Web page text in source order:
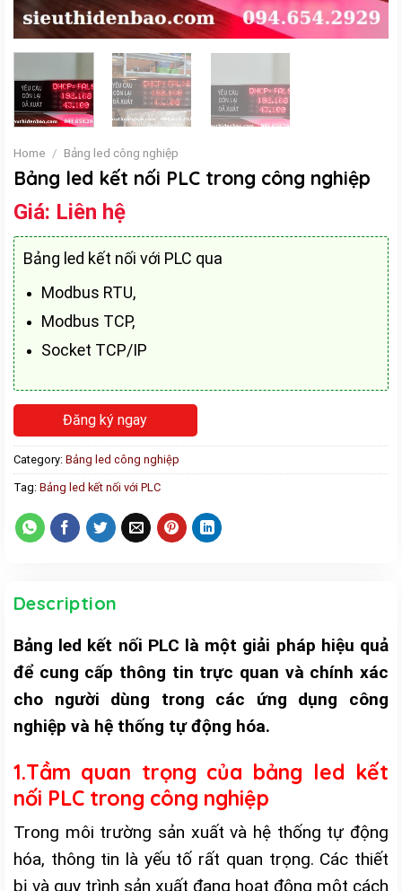
Home / Bảng led công nghiệp
Bảng led kết nối PLC trong công nghiệp
Giá: Liên hệ
Bảng led kết nối với PLC qua
Modbus RTU,
Modbus TCP,
Socket TCP/IP
Đăng ký ngay
Category: Bảng led công nghiệp
Tag: Bảng led kết nối với PLC
Description
Bảng led kết nối PLC là một giải pháp hiệu quả
để cung cấp thông tin trực quan và chính xác
cho người dùng trong các ứng dụng công
nghiệp và hệ thống tự động hóa.
1.Tầm quan trọng của bảng led kết
nối PLC trong công nghiệp
Trong môi trường sản xuất và hệ thống tự động
hóa, thông tin là yếu tố rất quan trọng. Các thiết
bị và quy trình sản xuất đang hoạt động một cách